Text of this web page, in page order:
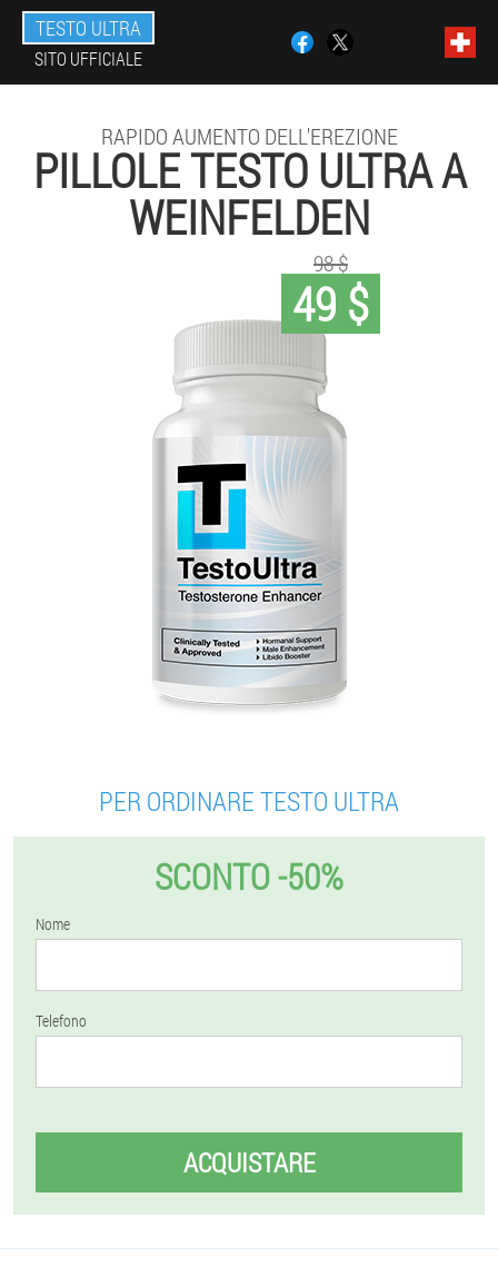
TESTO ULTRA
SITO UFFICIALE
RAPIDO AUMENTO DELL'EREZIONE
PILLOLE TESTO ULTRA A
WEINFELDEN
49 $
98 $
PER ORDINARE TESTO ULTRA
SCONTO -50%
Nome
Telefono
ACQUISTARE